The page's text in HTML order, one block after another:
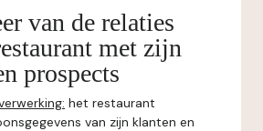
van de relaties
met zijn
prospects
het restaurant
van zijn klanten en